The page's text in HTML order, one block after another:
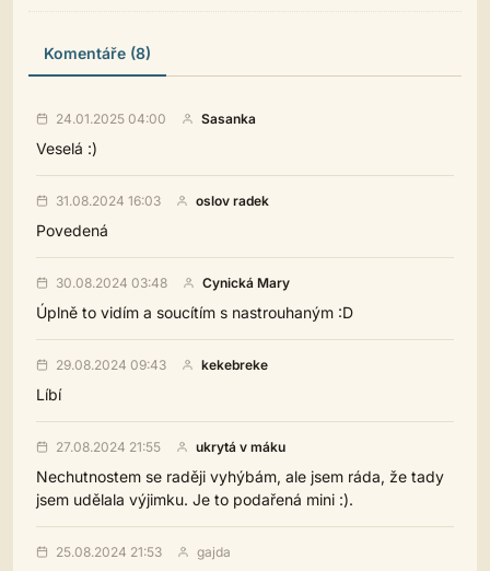
Komentáře (8)
24.01.2025 04:00 Sasanka
Veselá :)
31.08.2024 16:03 oslov radek
Povedená
30.08.2024 03:48 Cynická Mary
Úplně to vidím a soucítím s nastrouhaným :D
29.08.2024 09:43 kekebreke
Líbí
27.08.2024 21:55 ukrytá v máku
Nechutnostem se raději vyhýbám, ale jsem ráda, že tady
jsem udělala výjimku. Je to podařená mini :).
25.08.2024 21:53 gajda